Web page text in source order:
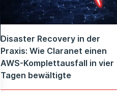
Disaster Recovery in der
Praxis: Wie Claranet einen
AWS-Komplettausfall in vier
Tagen bewältigte